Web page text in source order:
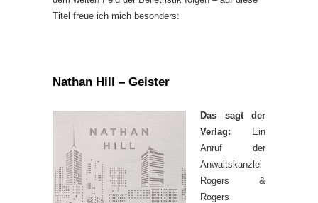
Titel freue ich mich besonders:
Nathan Hill – Geister
Das sagt der
Verlag: Ein
Anruf der
Anwaltskanzlei
Rogers &
Rogers